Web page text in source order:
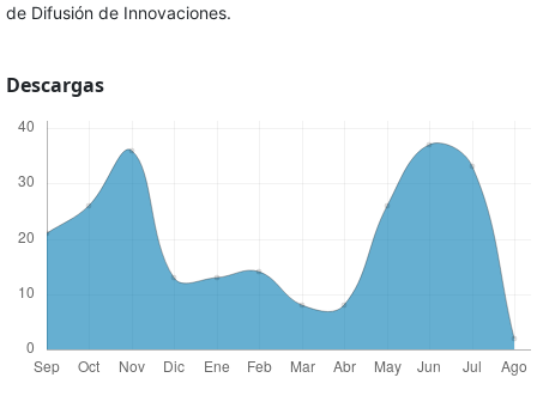
de Difusión de Innovaciones.
Descargas